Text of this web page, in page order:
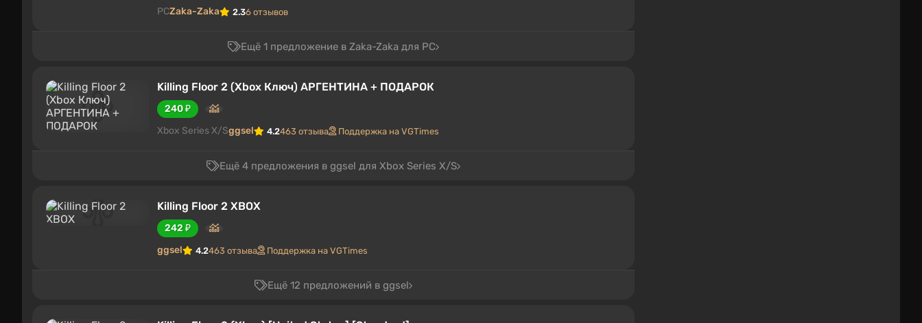
PCZaka-Zaka 2.36 отзывов
Ещё 1 предложение в Zaka-Zaka для PC
Killing Floor 2 (Xbox Ключ) АРГЕНТИНА + ПОДАРОК
240 ₽
Xbox Series X/Sggsel 4.2463 отзыва Поддержка на VGTimes
Ещё 4 предложения в ggsel для Xbox Series X/S
Killing Floor 2 XBOX
242 ₽
ggsel
4.2463 отзыва Поддержка на VGTimes
Ещё 12 предложений в ggsel